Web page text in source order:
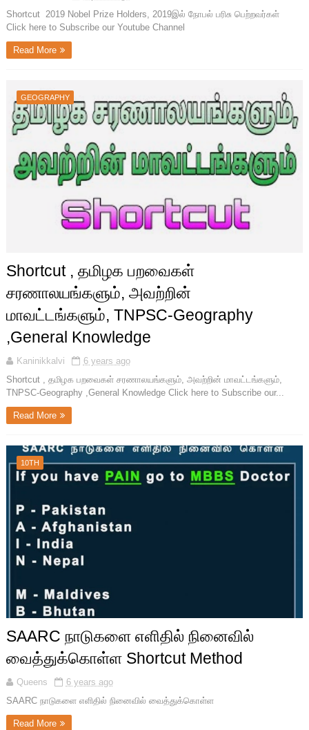
Shortcut 2019 Nobel Prize Holders, 2019இல் நோபல் பரிசு பெற்றவர்கள்
Click here to Subscribe our Youtube Channel
Read More
GEOGRAPHY
Shortcut , தமிழக பறவைகள்
சரணாலயங்களும், அவற்றின்
மாவட்டங்களும், TNPSC-Geography
,General Knowledge
Kaninikkalvi
6 years ago
Shortcut , தமிழக பறவைகள் சரணாலயங்களும், அவற்றின் மாவட்டங்களும்,
TNPSC-Geography ,General Knowledge Click here to Subscribe our...
Read More
10TH
SAARC நாடுகளை எளிதில் நினைவில்
வைத்துக்கொள்ள Shortcut Method
Queens
6 years ago
SAARC நாடுகளை எளிதில் நினைவில் வைத்துக்கொள்ள
Read More